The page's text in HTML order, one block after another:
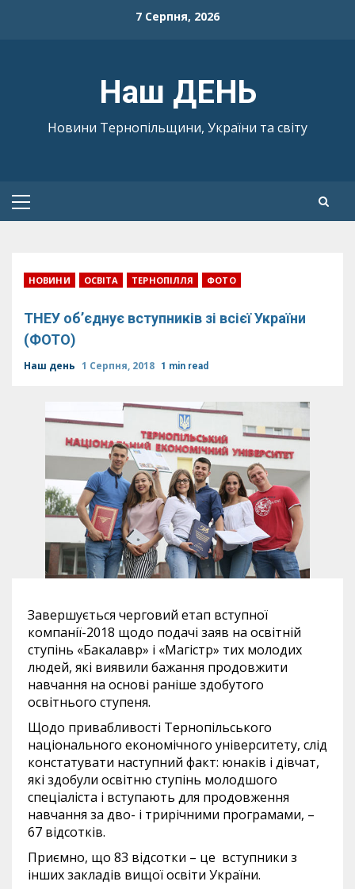
7 Серпня, 2026
Наш ДЕНЬ
Новини Тернопільщини, України та світу
Primary
НОВИНИ ОСВІТА ТЕРНОПІЛЛЯ ФОТО
ТНЕУ об’єднує вступників зі всієї України
(ФОТО)
Наш день 1 Серпня, 2018 1 min read
Завершується черговий етап вступної
компанії-2018 щодо подачі заяв на освітній
ступінь «Бакалавр» і «Магістр» тих молодих
людей, які виявили бажання продовжити
навчання на основі раніше здобутого
освітнього ступеня.
Щодо привабливості Тернопільського
національного економічного університету, слід
констатувати наступний факт: юнаків і дівчат,
які здобули освітню ступінь молодшого
спеціаліста і вступають для продовження
навчання за дво- і трирічними програмами, –
67 відсотків.
Приємно, що 83 відсотки – це вступники з
інших закладів вищої освіти України.